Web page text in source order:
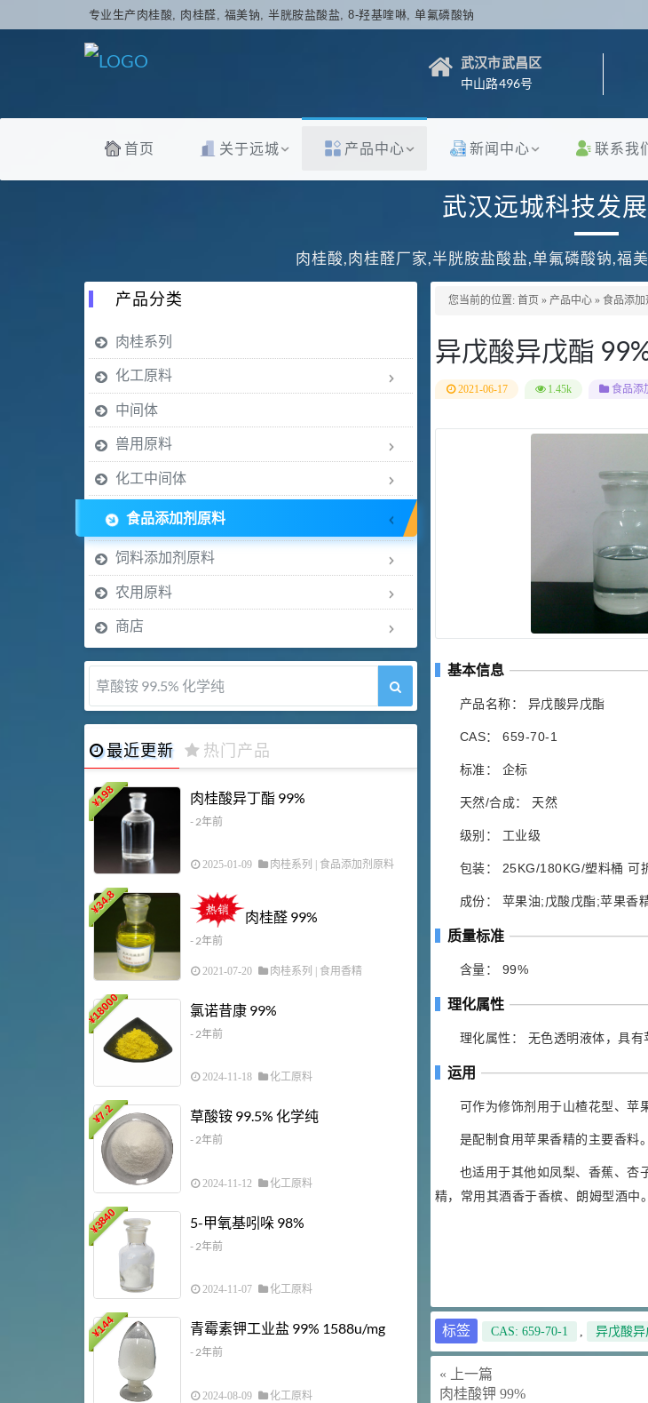
专业生产肉桂酸, 肉桂醛, 福美钠, 半胱胺盐酸盐, 8-羟基喹啉, 单氟磷酸钠
武汉市武昌区
中山路496号
首页 关于远城 产品中心 新闻中心 联系我
武汉远城科技发
肉桂酸,肉桂醛厂家,半胱胺盐酸盐,单氟磷酸钠,福
您当前的位置: 首页 » 产品中心 » 食品添加
异戊酸异戊酯
2021-06-17 1.45k 食品添
基本信息
产品名称： 异戊酸异戊酯
CAS： 659-70-1
标准： 企标
天然/合成： 天然
级别： 工业级
包装： 25KG/180KG/塑料桶 可
成份： 苹果油;戊酸戊酯;苹果香
质量标准
含量： 99%
理化属性
理化属性： 无色透明液体，具
运用
可作为修饰剂用于山楂花型、苹
是配制食用苹果香精的主要香料。
也适用于其他如凤梨、香蕉、杏
精，常用其酒香于香槟、朗姆型酒中。
标签 CAS: 659-70-1 , 异戊酸异
« 上一篇
肉桂酸钾 99%
产品分类
肉桂系列
化工原料
中间体
兽用原料
化工中间体
食品添加剂原料
饲料添加剂原料
农用原料
商店
5-甲氧基吲哚 98%
最近更新 热门产品
¥
198 肉桂酸异丁酯 99%
- 2年前
2025-01-09 肉桂系列 食品添加剂原料
¥
34.8
肉桂醛 99%
- 2年前
2021-07-20 肉桂系列 | 食用香精
¥
18000 氯诺昔康 99%
- 2年前
2024-11-18 化工原料
¥
7.2 草酸铵 99.5% 化学纯
- 2年前
2024-11-12 化工原料
¥
3840 5-甲氧基吲哚 98%
- 2年前
2024-11-07 化工原料
¥
144 青霉素钾工业盐 99% 1588u/mg
- 2年前
2024-08-09 化工原料
1 胍基乙酸 98%
2021-05-25 饲料添加剂
2 乙酸橙花酯 99%
2021-06-17
145 3 多效唑 90%
浏览量 - 4.4w
2021-07-07 植物生长
4 N-羟甲基丙烯酰
浏览量 - 1.98w
69.6 6
S-羧甲基-L-半胱
98.5%